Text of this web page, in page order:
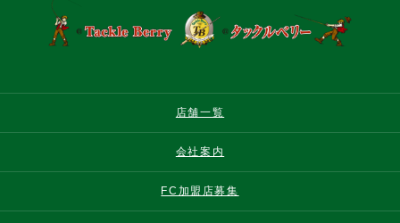
店舗一覧
会社案内
FC加盟店募集